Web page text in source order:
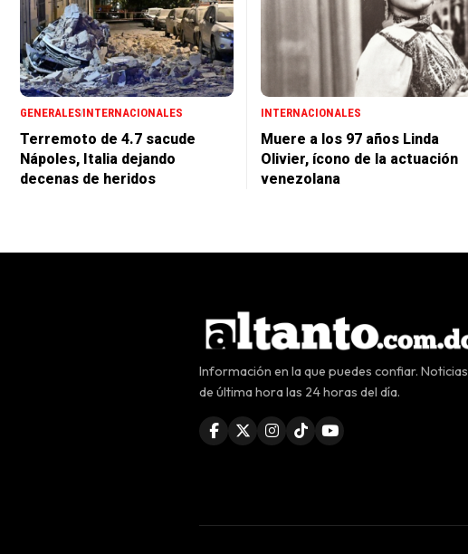
GENERALESINTERNACIONALES
Terremoto de 4.7 sacude
Nápoles, Italia dejando
decenas de heridos
INTERNACIONALES
Muere a los 97 años Linda
Olivier, ícono de la actuación
venezolana
Información en la que puedes confiar. Noticias
de última hora las 24 horas del día.